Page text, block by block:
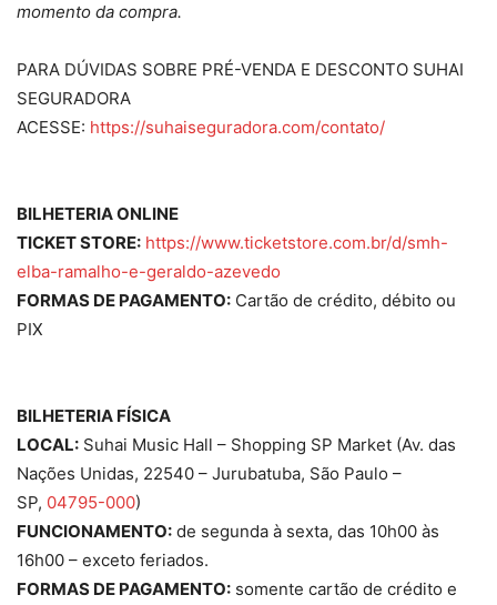
momento da compra.
PARA DÚVIDAS SOBRE PRÉ-VENDA E DESCONTO SUHAI
SEGURADORA
ACESSE: https://suhaiseguradora.com/contato/
BILHETERIA ONLINE
TICKET STORE: https://www.ticketstore.com.br/d/smh-
elba-ramalho-e-geraldo-azevedo
FORMAS DE PAGAMENTO: Cartão de crédito, débito ou
PIX
BILHETERIA FÍSICA
LOCAL: Suhai Music Hall – Shopping SP Market (Av. das
Nações Unidas, 22540 – Jurubatuba, São Paulo –
SP, 04795-000)
FUNCIONAMENTO: de segunda à sexta, das 10h00 às
16h00 – exceto feriados.
FORMAS DE PAGAMENTO: somente cartão de crédito e